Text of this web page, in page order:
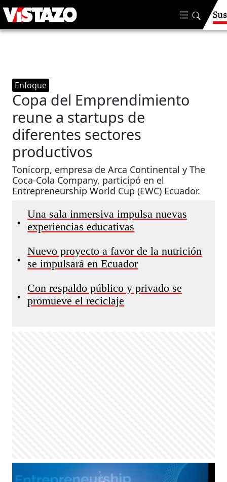
Enfoque
Copa del Emprendimiento
reune a startups de
diferentes sectores
productivos
Tonicorp, empresa de Arca Continental y The
Coca-Cola Company, participó en el
Entrepreneurship World Cup (EWC) Ecuador.
•
Una sala inmersiva impulsa nuevas
experiencias educativas
•
Nuevo proyecto a favor de la nutrición
se impulsará en Ecuador
•
Con respaldo público y privado se
promueve el reciclaje